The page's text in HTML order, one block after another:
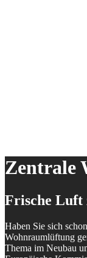
Zentrale
Frische Luft
Haben Sie sich
Wohnraumlüftung
Thema im Neubau